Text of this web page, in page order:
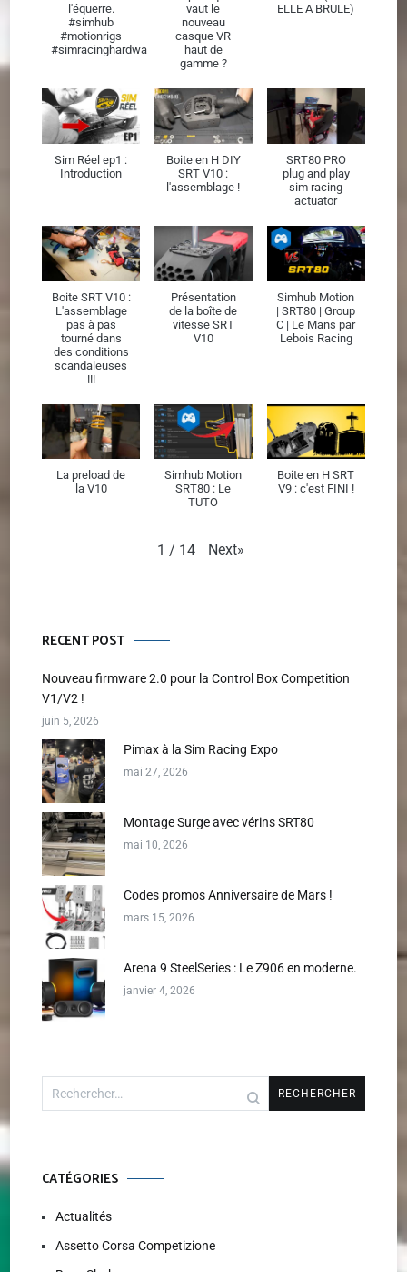
l'équerre.
#simhub
#motionrigs
#simracinghardware
vaut le
nouveau
casque VR
haut de
gamme ?
ELLE A BRULE)
Sim Réel ep1 :
Introduction
Boite en H DIY
SRT V10 :
l'assemblage !
SRT80 PRO
plug and play
sim racing
actuator
Boite SRT V10 :
L'assemblage
pas à pas
tourné dans
des conditions
scandaleuses
!!!
Présentation
de la boîte de
vitesse SRT
V10
Simhub Motion
| SRT80 | Group
C | Le Mans par
Lebois Racing
La preload de
la V10
Simhub Motion
SRT80 : Le
TUTO
Boite en H SRT
V9 : c'est FINI !
1 / 14 Next»
RECENT POST
Nouveau firmware 2.0 pour la Control Box Competition
V1/V2 !
juin 5, 2026
Pimax à la Sim Racing Expo
mai 27, 2026
Montage Surge avec vérins SRT80
mai 10, 2026
Codes promos Anniversaire de Mars !
mars 15, 2026
Arena 9 SteelSeries : Le Z906 en moderne.
janvier 4, 2026
Rechercher :
CATÉGORIES
Actualités
Assetto Corsa Competizione